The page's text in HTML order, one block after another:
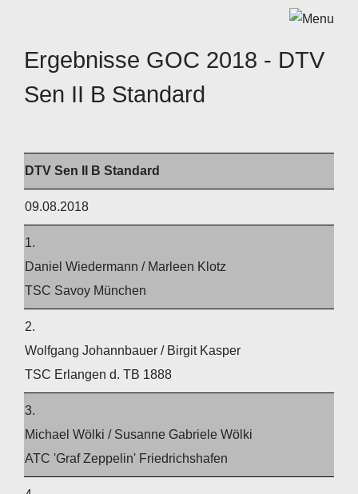
Ergebnisse GOC 2018 - DTV
Sen II B Standard
DTV Sen II B Standard
09.08.2018
1.
Daniel Wiedermann / Marleen Klotz
TSC Savoy München
2.
Wolfgang Johannbauer / Birgit Kasper
TSC Erlangen d. TB 1888
3.
Michael Wölki / Susanne Gabriele Wölki
ATC 'Graf Zeppelin' Friedrichshafen